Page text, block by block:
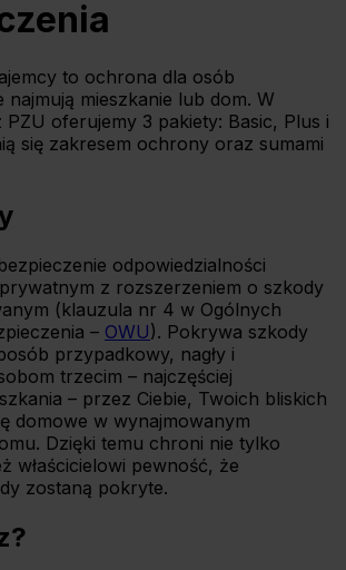
to ochrona dla osób
mieszkanie lub dom. W
oferujemy 3 pakiety: Basic, Plus i
się zakresem ochrony oraz sumami
odpowiedzialności
z rozszerzeniem o szkody
(klauzula nr 4 w Ogólnych
– OWU). Pokrywa szkody
przypadkowy, nagły i
trzecim – najczęściej
– przez Ciebie, Twoich bliskich
domowe w wynajmowanym
Dzięki temu chroni nie tylko
właścicielowi pewność, że
zostaną pokryte.